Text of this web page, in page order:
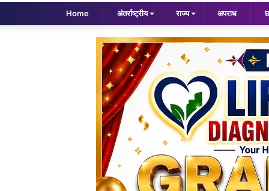
Home अंतर्राष्ट्रीय राज्य अपराध